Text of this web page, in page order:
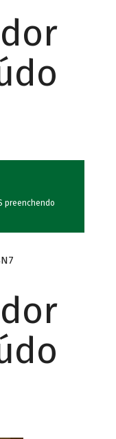
preenchendo